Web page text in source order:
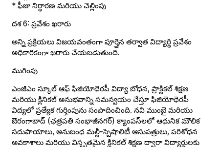
* ఫీజు నిర్ధారణ మరియు చెల్లింపు
దశ 6: ప్రవేశం ఖరారు
అన్ని ప్రక్రియలు విజయవంతంగా పూర్తైన తర్వాత విద్యార్థి ప్రవేశం
అధికారికంగా ఖరారు చేయబడుతుంది.
ముగింపు
ఎంజీఎం స్కూల్ ఆఫ్ ఫిజియోథెరపీ విద్యా బోధన, ప్రాక్టికల్ శిక్షణ
మరియు క్లినికల్ అనుభవాన్ని సమన్వయం చేస్తూ ఫిజియోథెరపీ
విద్యలో ప్రత్యేక గుర్తింపును సంపాదించింది. నవి ముంబై మరియు
ఔరంగాబాద్ (ఛత్రపతి సంభాజీనగర్) క్యాంపస్‌లలో ఆధునిక మౌలిక
సదుపాయాలు, అనుబంధ మల్టీ-స్పెషాలిటీ ఆసుపత్రులు, పరిశోధన
అవకాశాలు మరియు విస్తృతమైన క్లినికల్ శిక్షణ ద్వారా విద్యార్థులకు